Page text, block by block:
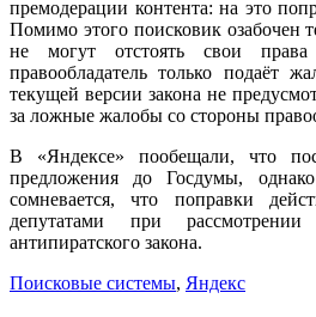
премодерации контента: на это
Помимо этого поисковик озабочен
не могут отстоять свои
правообладатель только подаёт
текущей версии закона не
за ложные жалобы со стороны
В «Яндексе» пообещали, что
предложения до Госдумы,
сомневается, что поправки
депутатами при
антипиратского закона.
Поисковые системы, Яндекс